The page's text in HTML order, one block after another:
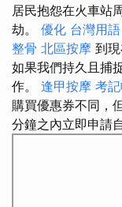
居民抱怨在火車站
劫。 優化 台灣用語
整骨 北區按摩 到
如果我們持久且捕
作。 逢甲按摩 考
購買優惠券不同，
分鐘之內立即申請